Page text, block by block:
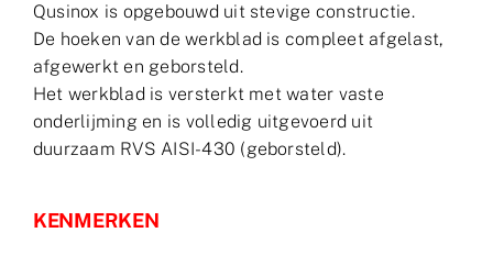
Qusinox is opgebouwd uit stevige constructie.
De hoeken van de werkblad is compleet afgelast,
afgewerkt en geborsteld.
Het werkblad is versterkt met water vaste
onderlijming en is volledig uitgevoerd uit
duurzaam RVS AISI-430 (geborsteld).
KENMERKEN